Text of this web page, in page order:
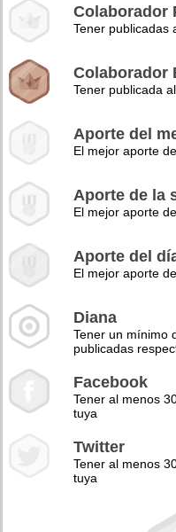
Colaborador
Tener publicadas
Colaborador
Tener publicada
Aporte del
El mejor aporte
Aporte de la
El mejor aporte
Aporte del
El mejor aporte
Diana
Tener un mínimo
publicadas
Facebook
Tener al menos
tuya
Twitter
Tener al menos
tuya